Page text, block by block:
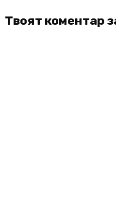
Твоят коментар